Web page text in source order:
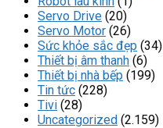
Servo Drive (20)
Servo Motor (26)
Sức khỏe sắc đẹp (34)
Thiết bị âm thanh (6)
Thiết bị nhà bếp (199)
Tin tức (228)
Tivi (28)
Uncategorized (2.159)